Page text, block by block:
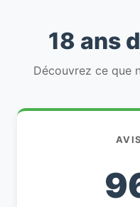
18 ans
Découvrez ce que